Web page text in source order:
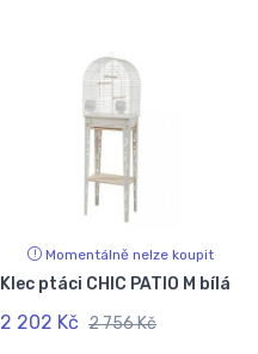
Momentálně nelze koupit
Klec ptáci CHIC PATIO M bílá
2 202 Kč 2 756 Kč